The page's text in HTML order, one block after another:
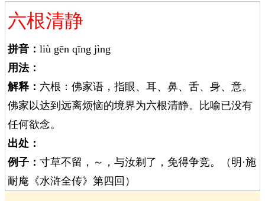
六根清静
拼音： liù gēn qīng jìng
用法：
解释： 六根：佛家语，指眼、耳、鼻、舌、身、意。
佛家以达到远离烦恼的境界为六根清静。比喻已没有
任何欲念。
出处：
例子： 寸草不留，～，与汝剃了，免得争竞。（明·施
耐庵《水浒全传》第四回）